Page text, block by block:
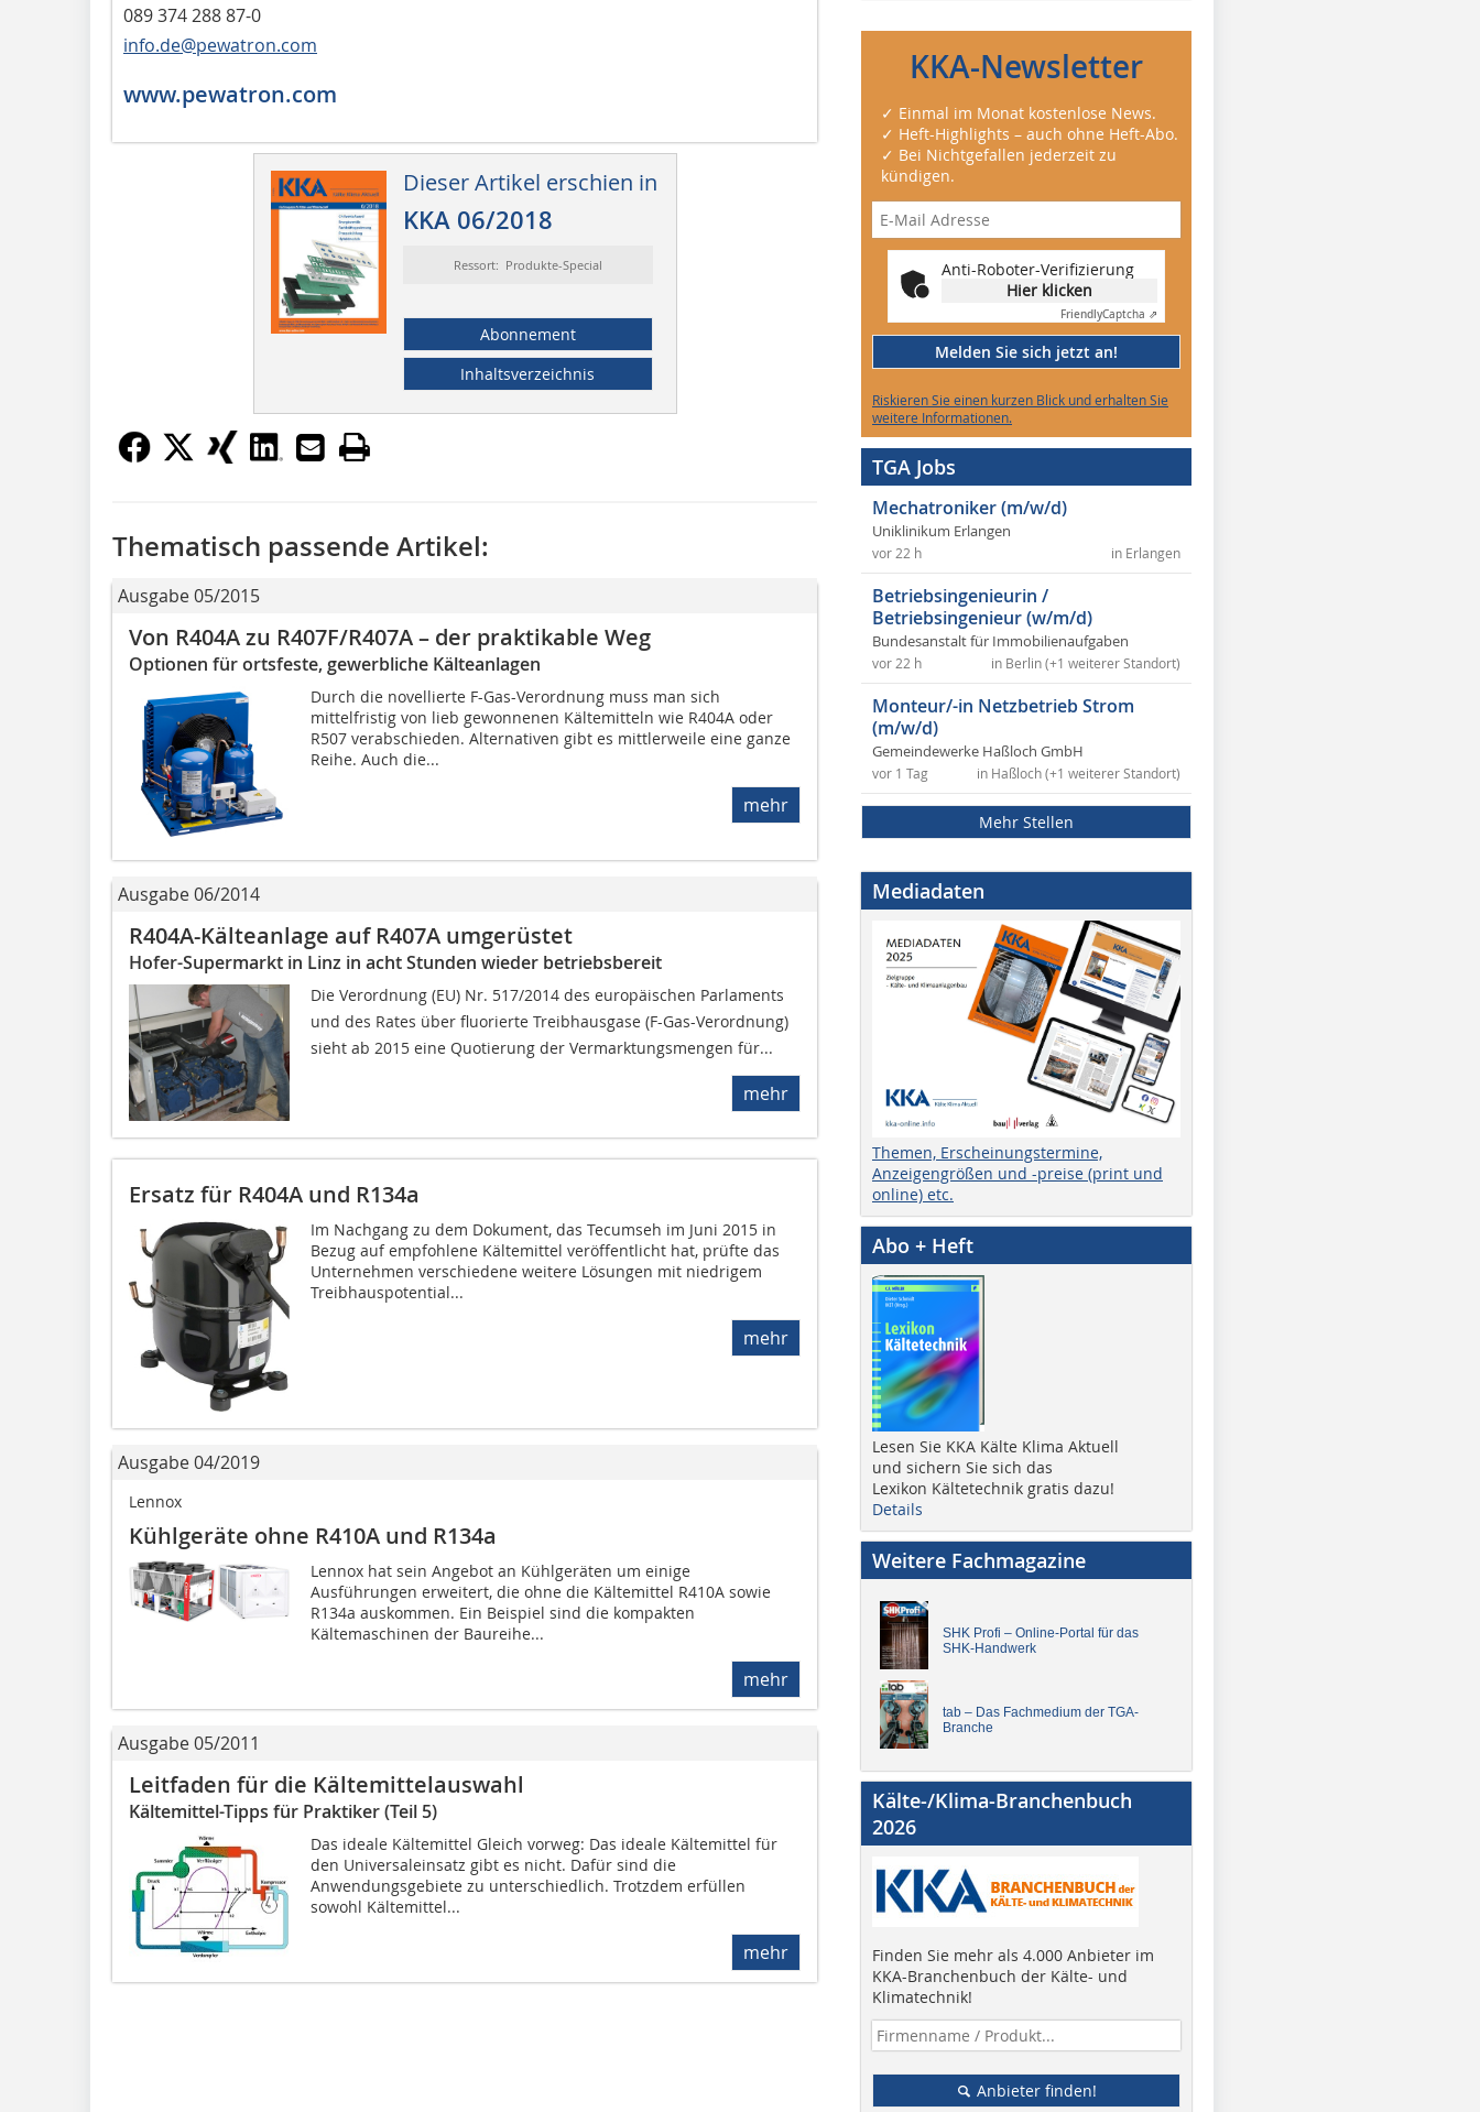
089 374 288 87-0
info.de@pewatron.com
www.pewatron.com
Dieser Artikel erschien in
KKA 06/2018
Ressort: Produkte-Special
Abonnement
Inhaltsverzeichnis
Thematisch passende Artikel:
Ausgabe 05/2015
Von R404A zu R407F/R407A – der praktikable Weg
Optionen für ortsfeste, gewerbliche Kälteanlagen
Durch die novellierte F-Gas-Verordnung muss man sich
mittelfristig von lieb gewonnenen Kältemitteln wie R404A oder
R507 verabschieden. Alternativen gibt es mittlerweile eine ganze
Reihe. Auch die...
mehr
Ausgabe 06/2014
R404A-Kälteanlage auf R407A umgerüstet
Hofer-Supermarkt in Linz in acht Stunden wieder betriebsbereit
Die Verordnung (EU) Nr. 517/2014 des europäischen Parlaments
und des Rates über fluorierte Treibhausgase (F-Gas-Verordnung)
sieht ab 2015 eine Quotierung der Vermarktungsmengen für...
mehr
Ersatz für R404A und R134a
Im Nachgang zu dem Dokument, das Tecumseh im Juni 2015 in
Bezug auf empfohlene Kältemittel veröffentlicht hat, prüfte das
Unternehmen verschiedene weitere Lösungen mit niedrigem
Treibhauspotential...
mehr
Ausgabe 04/2019
Lennox
Kühlgeräte ohne R410A und R134a
Lennox hat sein Angebot an Kühlgeräten um einige
Ausführungen erweitert, die ohne die Kältemittel R410A sowie
R134a auskommen. Ein Beispiel sind die kompakten
Kältemaschinen der Baureihe...
mehr
Ausgabe 05/2011
Leitfaden für die Kältemittelauswahl
Kältemittel-Tipps für Praktiker (Teil 5)
Das ideale Kältemittel Gleich vorweg: Das ideale Kältemittel für
den Universaleinsatz gibt es nicht. Dafür sind die
Anwendungsgebiete zu unterschiedlich. Trotzdem erfüllen
sowohl Kältemittel...
mehr
KKA-Newsletter
✓ Einmal im Monat kostenlose News.
✓ Heft-Highlights – auch ohne Heft-Abo.
✓ Bei Nichtgefallen jederzeit zu
kündigen.
Anti-Roboter-Verifizierung
Hier klicken
FriendlyCaptcha ⇗
Melden Sie sich jetzt an!
Riskieren Sie einen kurzen Blick und erhalten Sie
weitere Informationen.
TGA Jobs
Mechatroniker (m/w/d)
Uniklinikum Erlangen
in Erlangen
vor 22 h
Betriebsingenieurin /
Betriebsingenieur (w/m/d)
Bundesanstalt für Immobilienaufgaben
in Berlin (+1 weiterer Standort)
vor 22 h
Monteur/-in Netzbetrieb Strom
(m/w/d)
Gemeindewerke Haßloch GmbH
in Haßloch (+1 weiterer Standort)
vor 1 Tag
Mehr Stellen
Mediadaten
Themen, Erscheinungstermine,
Anzeigengrößen und -preise (print und
online) etc.
Abo + Heft
Lesen Sie KKA Kälte Klima Aktuell
und sichern Sie sich das
Lexikon Kältetechnik gratis dazu!
Details
Weitere Fachmagazine
SHK Profi – Online-Portal für das
SHK-Handwerk
tab – Das Fachmedium der TGA-
Branche
Kälte-/Klima-Branchenbuch
2026
Finden Sie mehr als 4.000 Anbieter im
KKA-Branchenbuch der Kälte- und
Klimatechnik!
Anbieter finden!